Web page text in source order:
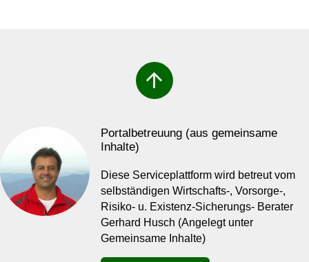
arrow_upward
Portalbetreuung (aus gemeinsame
Inhalte)
Diese Serviceplattform wird betreut vom
selbständigen Wirtschafts-, Vorsorge-,
Risiko- u. Existenz-Sicherungs- Berater
Gerhard Husch (Angelegt unter
Gemeinsame Inhalte)